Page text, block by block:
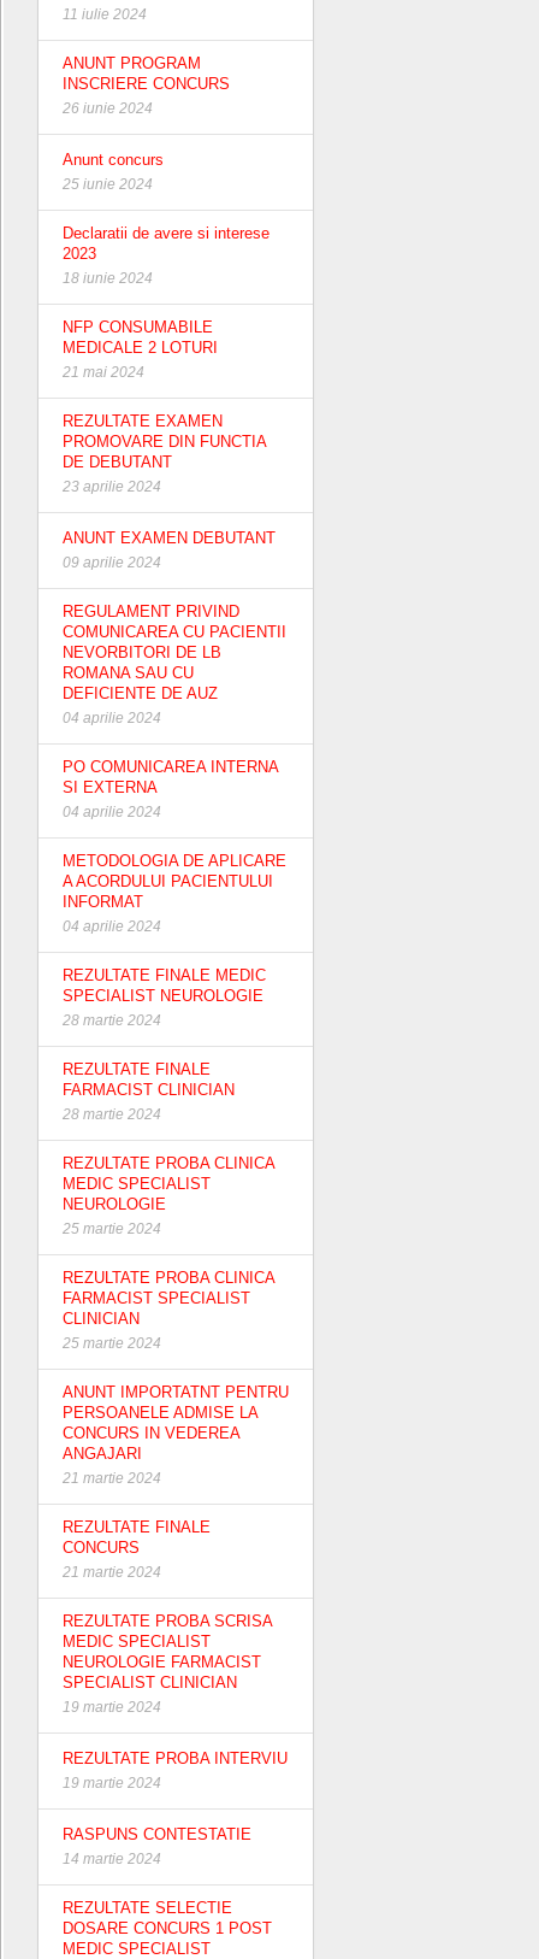
11 iulie 2024
ANUNT PROGRAM
INSCRIERE CONCURS
26 iunie 2024
Anunt concurs
25 iunie 2024
Declaratii de avere si interese
2023
18 iunie 2024
NFP CONSUMABILE
MEDICALE 2 LOTURI
21 mai 2024
REZULTATE EXAMEN
PROMOVARE DIN FUNCTIA
DE DEBUTANT
23 aprilie 2024
ANUNT EXAMEN DEBUTANT
09 aprilie 2024
REGULAMENT PRIVIND
COMUNICAREA CU PACIENTII
NEVORBITORI DE LB
ROMANA SAU CU
DEFICIENTE DE AUZ
04 aprilie 2024
PO COMUNICAREA INTERNA
SI EXTERNA
04 aprilie 2024
METODOLOGIA DE APLICARE
A ACORDULUI PACIENTULUI
INFORMAT
04 aprilie 2024
REZULTATE FINALE MEDIC
SPECIALIST NEUROLOGIE
28 martie 2024
REZULTATE FINALE
FARMACIST CLINICIAN
28 martie 2024
REZULTATE PROBA CLINICA
MEDIC SPECIALIST
NEUROLOGIE
25 martie 2024
REZULTATE PROBA CLINICA
FARMACIST SPECIALIST
CLINICIAN
25 martie 2024
ANUNT IMPORTATNT PENTRU
PERSOANELE ADMISE LA
CONCURS IN VEDEREA
ANGAJARI
21 martie 2024
REZULTATE FINALE
CONCURS
21 martie 2024
REZULTATE PROBA SCRISA
MEDIC SPECIALIST
NEUROLOGIE FARMACIST
SPECIALIST CLINICIAN
19 martie 2024
REZULTATE PROBA INTERVIU
19 martie 2024
RASPUNS CONTESTATIE
14 martie 2024
REZULTATE SELECTIE
DOSARE CONCURS 1 POST
MEDIC SPECIALIST